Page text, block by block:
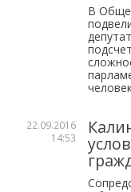
В
22.09.2016
14:53